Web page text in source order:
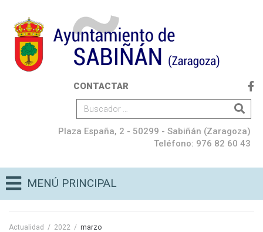
CONTACTAR
Plaza España, 2 - 50299 - Sabiñán (Zaragoza)
Teléfono: 976 82 60 43
MENÚ PRINCIPAL
Actualidad / 2022 / marzo